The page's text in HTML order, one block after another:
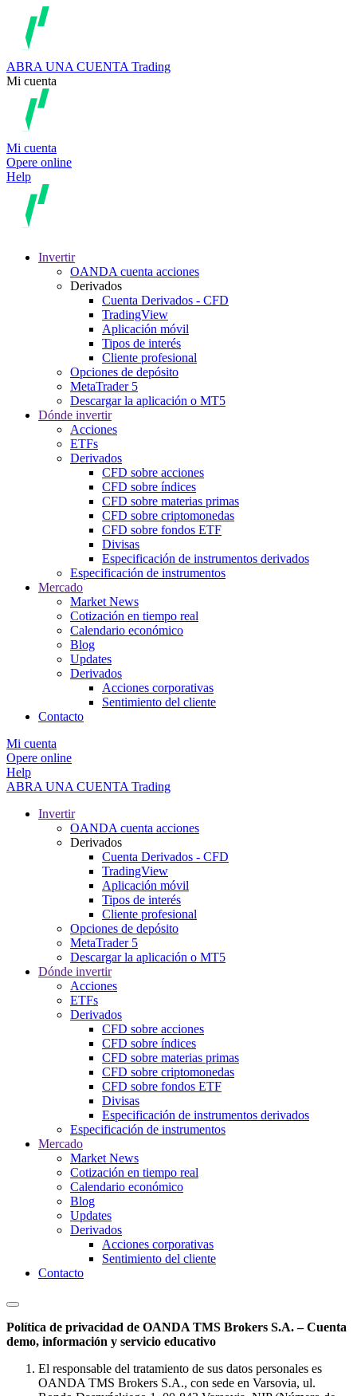
ABRA UNA CUENTA Trading
Mi cuenta
Mi cuenta
Opere online
Help
Invertir
OANDA cuenta acciones
Derivados
Cuenta Derivados - CFD
TradingView
Aplicación móvil
Tipos de interés
Cliente profesional
Opciones de depósito
MetaTrader 5
Descargar la aplicación o MT5
Dónde invertir
Acciones
ETFs
Derivados
CFD sobre acciones
CFD sobre índices
CFD sobre materias primas
CFD sobre criptomonedas
CFD sobre fondos ETF
Divisas
Especificación de instrumentos derivados
Especificación de instrumentos
Mercado
Market News
Cotización en tiempo real
Calendario económico
Blog
Updates
Derivados
Acciones corporativas
Sentimiento del cliente
Contacto
Mi cuenta
Opere online
Help
ABRA UNA CUENTA Trading
Invertir
OANDA cuenta acciones
Derivados
Cuenta Derivados - CFD
TradingView
Aplicación móvil
Tipos de interés
Cliente profesional
Opciones de depósito
MetaTrader 5
Descargar la aplicación o MT5
Dónde invertir
Acciones
ETFs
Derivados
CFD sobre acciones
CFD sobre índices
CFD sobre materias primas
CFD sobre criptomonedas
CFD sobre fondos ETF
Divisas
Especificación de instrumentos derivados
Especificación de instrumentos
Mercado
Market News
Cotización en tiempo real
Calendario económico
Blog
Updates
Derivados
Acciones corporativas
Sentimiento del cliente
Contacto
Política de privacidad de OANDA TMS Brokers S.A. – Cuenta
demo, información y servicio educativo
El responsable del tratamiento de sus datos personales es
OANDA TMS Brokers S.A., con sede en Varsovia, ul.